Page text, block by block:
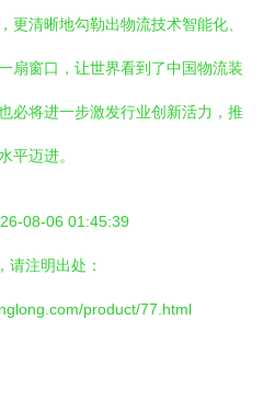
更清晰地勾勒出物流技术智能化、
扇窗口，让世界看到了中国物流装
必将进一步激发行业创新活力，推
平迈进。
08-06 01:45:39
请注明出处：
product/77.html